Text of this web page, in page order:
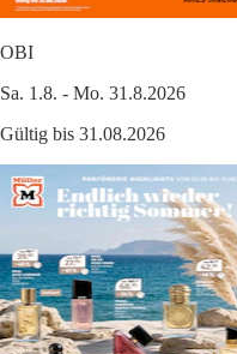
OBI
Sa. 1.8. - Mo. 31.8.2026
Gültig bis 31.08.2026